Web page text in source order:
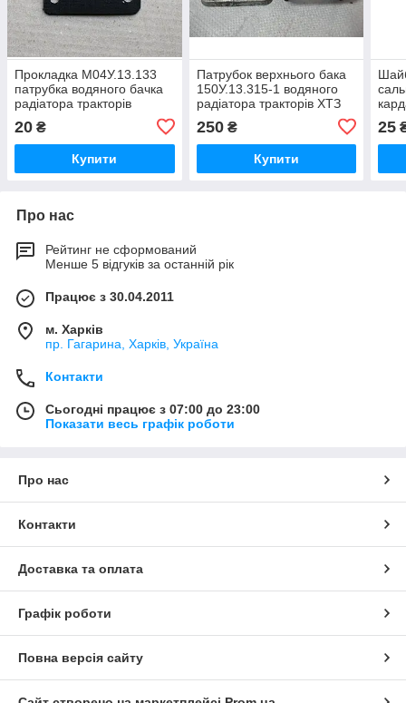
Прокладка М04У.13.133
патрубка водяного бачка
радіатора тракторів
20 ₴
Купити
Патрубок верхнього бака
150У.13.315-1 водяного
радіатора тракторів ХТЗ
250₴
Купити
121
25
Про нас
Рейтинг не сформований
Менше 5 відгуків за останній рік
Працює з 30.04.2011
м. Харків
пр. Гагарина, Харків, Україна
Контакти
Сьогодні працює з 07:00 до 23:00
Показати весь графік роботи
Про нас
Контакти
Доставка та оплата
Графік роботи
Повна версія сайту